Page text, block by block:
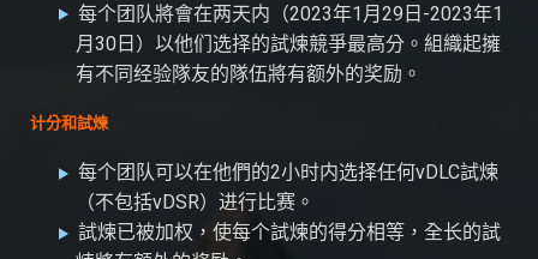
每个团队將會在两天内（2023年1月29日-2023年1
月30日）以他们选择的試煉競爭最高分。組織起擁
有不同经验隊友的隊伍將有额外的奖励。
计分和試煉
每个团队可以在他們的2小时内选择任何vDLC試煉
（不包括vDSR）进行比赛。
試煉已被加权，使每个試煉的得分相等，全长的試